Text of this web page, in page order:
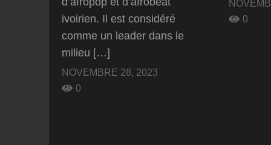
ivoirien. Il est considéré
comme un leader dans le
milieu […]
NOVEMBRE 28, 2023
0
0